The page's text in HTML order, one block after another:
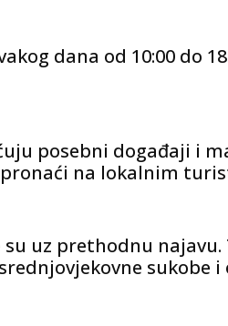
dana od 10:00 do
posebni događaji i
na lokalnim
uz prethodnu
sukobe